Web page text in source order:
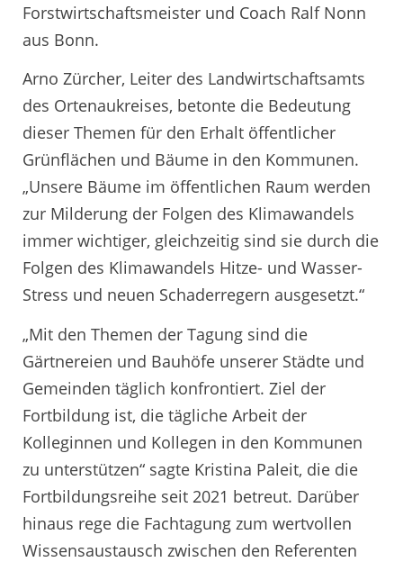
Forstwirtschaftsmeister und Coach Ralf Nonn
aus Bonn.
Arno Zürcher, Leiter des Landwirtschaftsamts
des Ortenaukreises, betonte die Bedeutung
dieser Themen für den Erhalt öffentlicher
Grünflächen und Bäume in den Kommunen.
„Unsere Bäume im öffentlichen Raum werden
zur Milderung der Folgen des Klimawandels
immer wichtiger, gleichzeitig sind sie durch die
Folgen des Klimawandels Hitze- und Wasser-
Stress und neuen Schaderregern ausgesetzt.“
„Mit den Themen der Tagung sind die
Gärtnereien und Bauhöfe unserer Städte und
Gemeinden täglich konfrontiert. Ziel der
Fortbildung ist, die tägliche Arbeit der
Kolleginnen und Kollegen in den Kommunen
zu unterstützen“ sagte Kristina Paleit, die die
Fortbildungsreihe seit 2021 betreut. Darüber
hinaus rege die Fachtagung zum wertvollen
Wissensaustausch zwischen den Referenten